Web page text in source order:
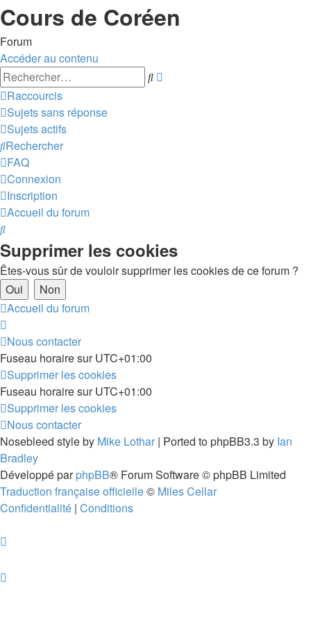
Cours de Coréen
Forum
Accéder au contenu
Rechercher
Raccourcis
Sujets sans réponse
Sujets actifs
Rechercher
FAQ
Connexion
Inscription
Accueil du forum
Rechercher
Supprimer les cookies
Êtes-vous sûr de vouloir supprimer les cookies de ce forum ?
Accueil du forum
Nous contacter
Fuseau horaire surUTC+01:00
Supprimer les cookies
Fuseau horaire surUTC+01:00
Supprimer les cookies
Nous contacter
Nosebleed style by Mike Lothar | Ported to phpBB3.3 by Ian
Bradley
Développé parphpBB® Forum Software © phpBB Limited
Traduction française officielle© Miles Cellar
Confidentialité | Conditions